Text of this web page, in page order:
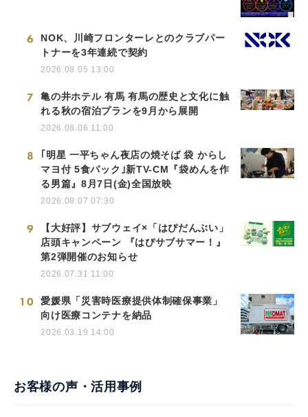
6
NOK、川崎フロンターレとのクラブパー
トナーを3年連続で契約
2026.08.05 13:00
7
亀の井ホテル 有馬 有馬の歴史と文化に触
れる秋の宿泊プランを9月から展開
2026.08.06 11:00
8
｢明星 一平ちゃん夜店の焼そば 袋 からし
マヨ付 5食パック｣新TV-CM『袋めんを作
る男篇』8月7日(金)全国放映
2026.08.07 07:30
9
【大好評】サブウェイ×「はぴだんぶい」
店頭キャンペーン 『はぴサブサマー！』
第2弾開催のお知らせ
2026.07.31 11:00
10
愛媛県「災害時医療提供体制確保事業」
向け医療コンテナを納品
2026.03.19 14:00
お客様の声・活用事例